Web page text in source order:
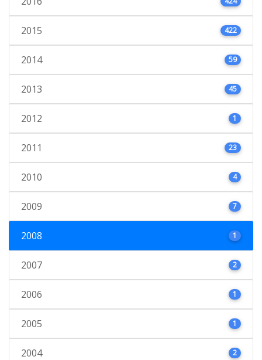
2015 422
2014 59
2013 45
2012 1
2011 23
2010 4
2009 7
2008 1
2007 2
2006 1
2005 1
2004 2